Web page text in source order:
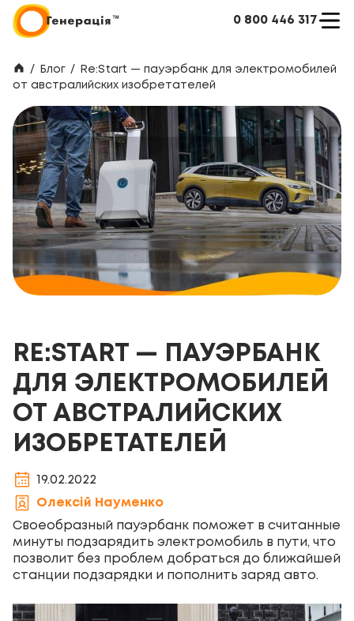
0 800 446 317
/ Блог /
Re:Start — пауэрбанк для электромобилей
от австралийских изобретателей
RE:START — ПАУЭРБАНК
ДЛЯ ЭЛЕКТРОМОБИЛЕЙ
ОТ АВСТРАЛИЙСКИХ
ИЗОБРЕТАТЕЛЕЙ
19.02.2022
Олексій Науменко
Своеобразный пауэрбанк поможет в считанные
минуты подзарядить электромобиль в пути, что
позволит без проблем добраться до ближайшей
станции подзарядки и пополнить заряд авто.